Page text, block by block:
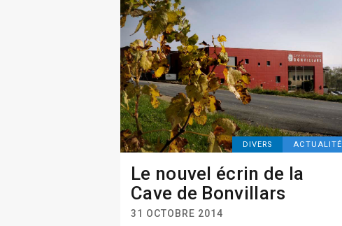
DIVERS ACTUALITÉ
Le nouvel écrin de la
Cave de Bonvillars
31 OCTOBRE 2014